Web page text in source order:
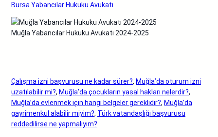
Bursa Yabancılar Hukuku Avukatı
Muğla Yabancılar Hukuku Avukatı 2024-2025
Çalışma izni başvurusu ne kadar sürer?, Muğla’da oturum izni
uzatılabilir mi?, Muğla’da çocukların yasal hakları nelerdir?
Muğla’da evlenmek için hangi belgeler gereklidir?, Muğla’da
gayrimenkul alabilir miyim?, Türk vatandaşlığı başvurusu
reddedilirse ne yapmalıyım?